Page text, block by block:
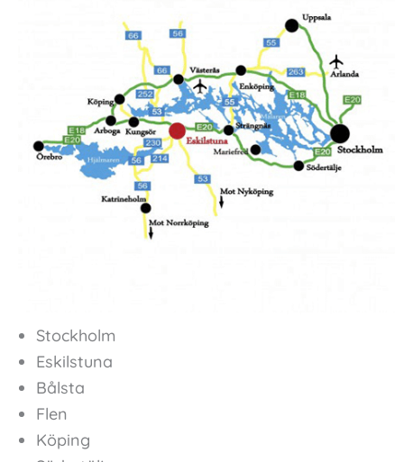
Stockholm
Eskilstuna
Bålsta
Flen
Köping